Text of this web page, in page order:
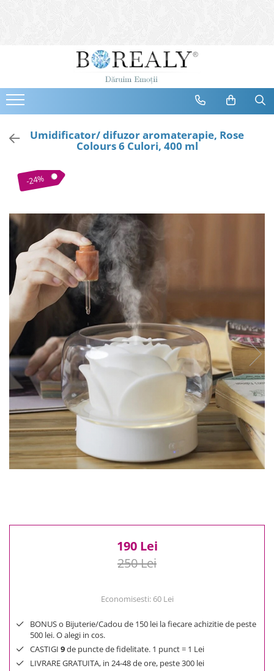
Bijuterii
Cercei
Bratari
Coliere
Tiare
Bijuterii Femei
Bijuterii Copii
Bijuterii Mirese
Selectii
Reduceri
Cele mai noi
Cele mai vandute
Cele mai votate
Cu video
Pret
0 Lei - 100 Lei
100 Lei - 200 Lei
200 Lei - 300 Lei
300 Lei - 500 Lei
500 Lei - 1000 Lei
1000 Lei +
Umidificator/ difuzor aromaterapie, Rose
Colours 6 Culori, 400 ml
-24%
190 Lei
250 Lei
Economisesti: 60 Lei
BONUS o Bijuterie/Cadou de 150 lei la fiecare achizitie de peste
500 lei. O alegi in cos.
CASTIGI 9de puncte de fidelitate. 1 punct = 1 Lei
LIVRARE GRATUITA, in 24-48 de ore, peste 300 lei